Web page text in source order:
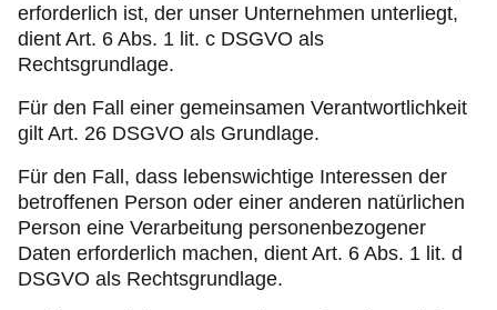
erforderlich ist, der unser Unternehmen unterliegt,
dient Art. 6 Abs. 1 lit. c DSGVO als
Rechtsgrundlage.
Für den Fall einer gemeinsamen Verantwortlichkeit
gilt Art. 26 DSGVO als Grundlage.
Für den Fall, dass lebenswichtige Interessen der
betroffenen Person oder einer anderen natürlichen
Person eine Verarbeitung personenbezogener
Daten erforderlich machen, dient Art. 6 Abs. 1 lit. d
DSGVO als Rechtsgrundlage.